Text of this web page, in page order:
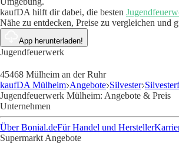
kaufDA hilft dir dabei, die besten
Nähe zu entdecken, Preise zu vergleichen und
App herunterladen!
Jugendfeuerwerk
45468 Mülheim an der Ruhr
kaufDA Mülheim Angebote Silvester
Jugendfeuerwerk Mülheim: Angebote & Preis
Unternehmen
Über Bonial.deFür Handel und Hersteller
Supermarkt Angebote